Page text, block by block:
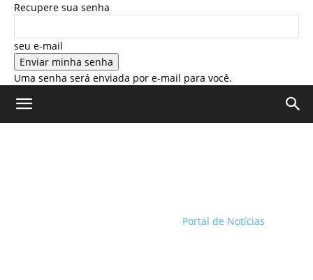
Recupere sua senha
seu e-mail
Uma senha será enviada por e-mail para você.
Portal de Notícias